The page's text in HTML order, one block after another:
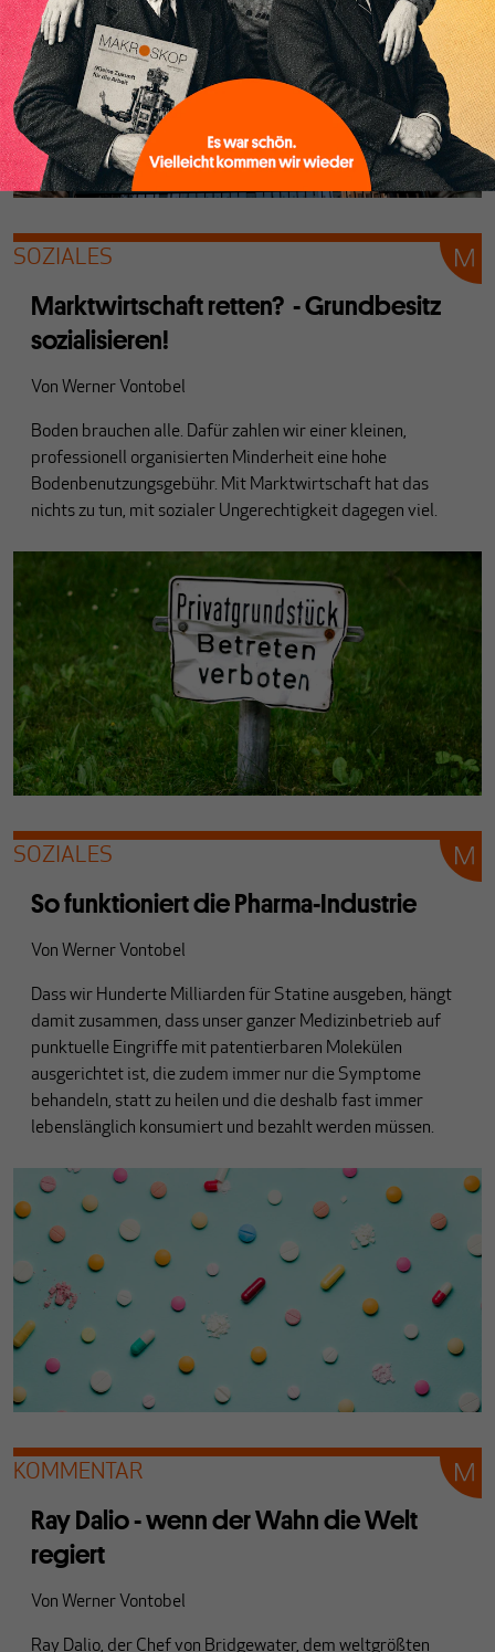
SOZIALES
Marktwirtschaft retten? - Grundbesitz
sozialisieren!
Von Werner Vontobel
Boden brauchen alle. Dafür zahlen wir einer kleinen,
professionell organisierten Minderheit eine hohe
Bodenbenutzungsgebühr. Mit Marktwirtschaft hat das
nichts zu tun, mit sozialer Ungerechtigkeit dagegen viel.
SOZIALES
So funktioniert die Pharma-Industrie
Von Werner Vontobel
Dass wir Hunderte Milliarden für Statine ausgeben, hängt
damit zusammen, dass unser ganzer Medizinbetrieb auf
punktuelle Eingriffe mit patentierbaren Molekülen
ausgerichtet ist, die zudem immer nur die Symptome
behandeln, statt zu heilen und die deshalb fast immer
lebenslänglich konsumiert und bezahlt werden müssen.
KOMMENTAR
Ray Dalio - wenn der Wahn die Welt
regiert
Von Werner Vontobel
Ray Dalio, der Chef von Bridgewater, dem weltgrößten